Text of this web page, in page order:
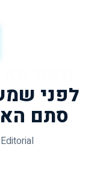
סקר
לפני
סתם